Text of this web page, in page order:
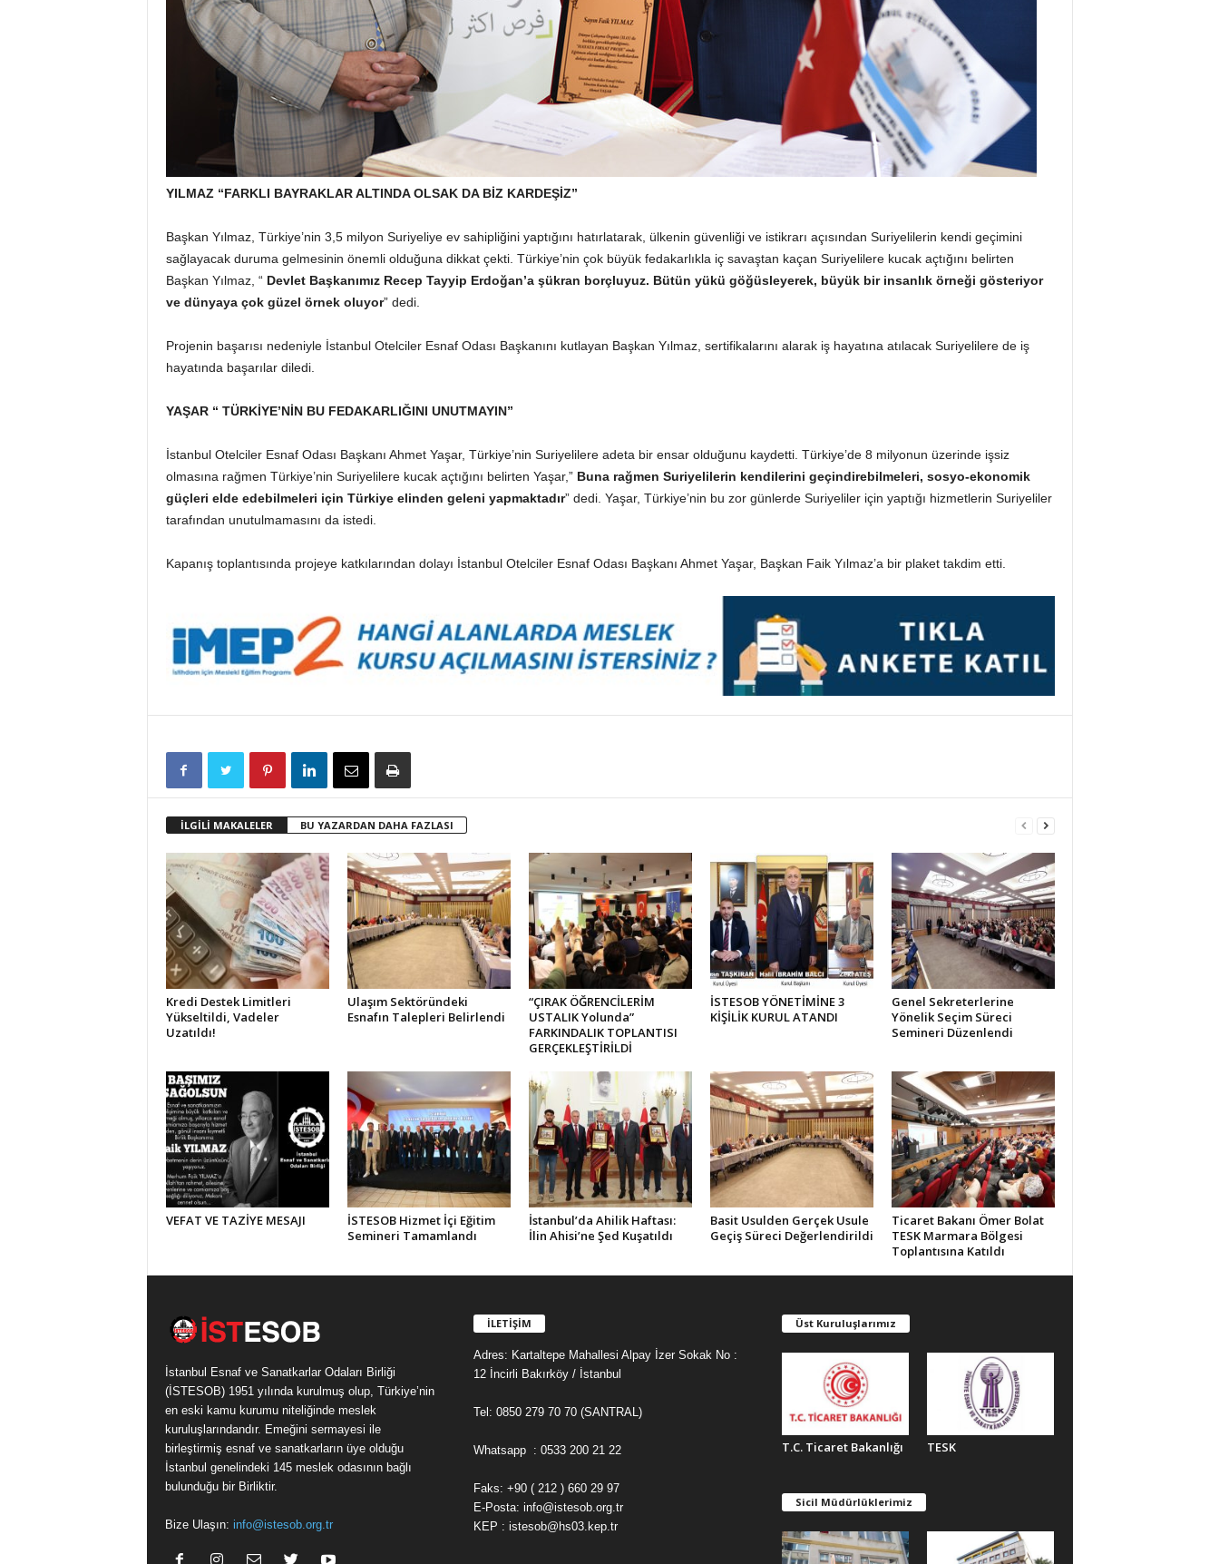
YILMAZ “FARKLI BAYRAKLAR ALTINDA OLSAK DA BİZ KARDEŞİZ”
Başkan Yılmaz, Türkiye’nin 3,5 milyon Suriyeliye ev sahipliğini yaptığını hatırlatarak, ülkenin güvenliği ve istikrarı açısından Suriyelilerin kendi geçimini
sağlayacak duruma gelmesinin önemli olduğuna dikkat çekti. Türkiye’nin çok büyük fedakarlıkla iç savaştan kaçan Suriyelilere kucak açtığını belirten
Başkan Yılmaz, “ Devlet Başkanımız Recep Tayyip Erdoğan’a şükran borçluyuz. Bütün yükü göğüsleyerek, büyük bir insanlık örneği gösteriyor
ve dünyaya çok güzel örnek oluyor” dedi.
Projenin başarısı nedeniyle İstanbul Otelciler Esnaf Odası Başkanını kutlayan Başkan Yılmaz, sertifikalarını alarak iş hayatına atılacak Suriyelilere de iş
hayatında başarılar diledi.
YAŞAR “ TÜRKİYE’NİN BU FEDAKARLIĞINI UNUTMAYIN”
İstanbul Otelciler Esnaf Odası Başkanı Ahmet Yaşar, Türkiye’nin Suriyelilere adeta bir ensar olduğunu kaydetti. Türkiye’de 8 milyonun üzerinde işsiz
olmasına rağmen Türkiye’nin Suriyelilere kucak açtığını belirten Yaşar,” Buna rağmen Suriyelilerin kendilerini geçindirebilmeleri, sosyo-ekonomik
güçleri elde edebilmeleri için Türkiye elinden geleni yapmaktadır” dedi. Yaşar, Türkiye’nin bu zor günlerde Suriyeliler için yaptığı hizmetlerin Suriyeliler
tarafından unutulmamasını da istedi.
Kapanış toplantısında projeye katkılarından dolayı İstanbul Otelciler Esnaf Odası Başkanı Ahmet Yaşar, Başkan Faik Yılmaz’a bir plaket takdim etti.
İLGİLİ MAKALELER BU YAZARDAN DAHA FAZLASI
Kredi Destek Limitleri
Yükseltildi, Vadeler
Uzatıldı!
Ulaşım Sektöründeki
Esnafın Talepleri Belirlendi
“ÇIRAK ÖĞRENCİLERİM
USTALIK Yolunda”
FARKINDALIK TOPLANTISI
GERÇEKLEŞTİRİLDİ
İSTESOB YÖNETİMİNE 3
KİŞİLİK KURUL ATANDI
Genel Sekreterlerine
Yönelik Seçim Süreci
Semineri Düzenlendi
VEFAT VE TAZİYE MESAJI
İSTESOB Hizmet İçi Eğitim
Semineri Tamamlandı
İstanbul’da Ahilik Haftası:
İlin Ahisi’ne Şed Kuşatıldı
Basit Usulden Gerçek Usule
Geçiş Süreci Değerlendirildi
Ticaret Bakanı Ömer Bolat
TESK Marmara Bölgesi
Toplantısına Katıldı
İstanbul Esnaf ve Sanatkarlar Odaları Birliği
(İSTESOB) 1951 yılında kurulmuş olup, Türkiye’nin
en eski kamu kurumu niteliğinde meslek
kuruluşlarındandır. Emeğini sermayesi ile
birleştirmiş esnaf ve sanatkarların üye olduğu
İstanbul genelindeki 145 meslek odasının bağlı
bulunduğu bir Birliktir.
Bize Ulaşın: info@istesob.org.tr
İLETİŞİM
Adres: Kartaltepe Mahallesi Alpay İzer Sokak No :
12 İncirli Bakırköy / İstanbul
Tel: 0850 279 70 70 (SANTRAL)
Whatsapp : 0533 200 21 22
Faks: +90 ( 212 ) 660 29 97
E-Posta: info@istesob.org.tr
KEP : istesob@hs03.kep.tr
Üst Kuruluşlarımız
T.C. Ticaret Bakanlığı TESK
Sicil Müdürlüklerimiz